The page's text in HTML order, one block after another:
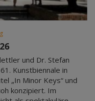
und Dr. Stefan
Kunstbiennale in
„In Minor Keys“ und
konzipiert. Im